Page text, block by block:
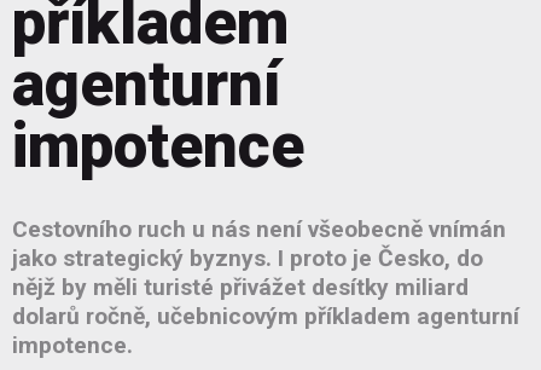
příkladem
agenturní
impotence
Cestovního ruch u nás není všeobecně vnímán
jako strategický byznys. I proto je Česko, do
nějž by měli turisté přivážet desítky miliard
dolarů ročně, učebnicovým příkladem agenturní
impotence.